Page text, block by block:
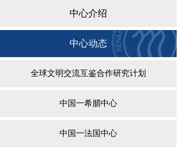
中心介绍
中心动态
全球文明交流互鉴合作研究计划
中国一希腊中心
中国一法国中心